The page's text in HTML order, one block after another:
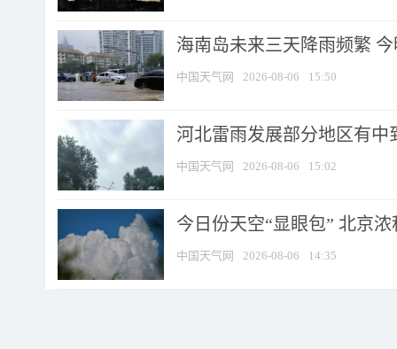
海南岛未来三天降雨频繁
中国天气网 2026-08-06 15:50
河北雷雨发展部分地区有中
中国天气网 2026-08-06 15:02
今日份天空“显眼包” 北京
中国天气网 2026-08-06 14:35